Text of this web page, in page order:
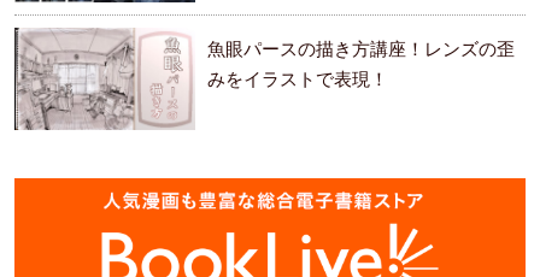
ます。
魚眼パースの描き方講座！レンズの歪
みをイラストで表現！